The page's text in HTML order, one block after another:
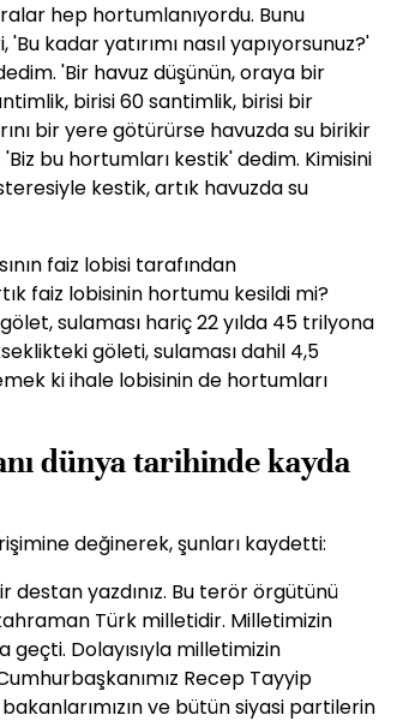
hep hortumlanıyordu. Bunu
kadar yatırımı nasıl yapıyorsunuz?'
'Bir havuz düşünün, oraya bir
birisi 60 santimlik, birisi bir
bir yere götürürse havuzda su birikir
bu hortumları kestik' dedim. Kimisini
kestik, artık havuzda su
faiz lobisi tarafından
faiz lobisinin hortumu kesildi mi?
sulaması hariç 22 yılda 45 trilyona
göleti, sulaması dahil 4,5
ki ihale lobisinin de hortumları
dünya tarihinde kayda
değinerek, şunları kaydetti:
yazdınız. Bu terör örgütünü
Türk milletidir. Milletimizin
geçti. Dolayısıyla milletimizin
Recep Tayyip
ve bütün siyasi partilerin